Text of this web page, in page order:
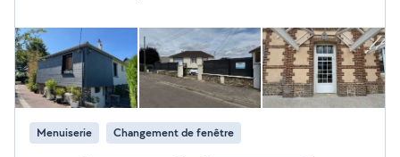
Menuiserie Changement de fenêtre